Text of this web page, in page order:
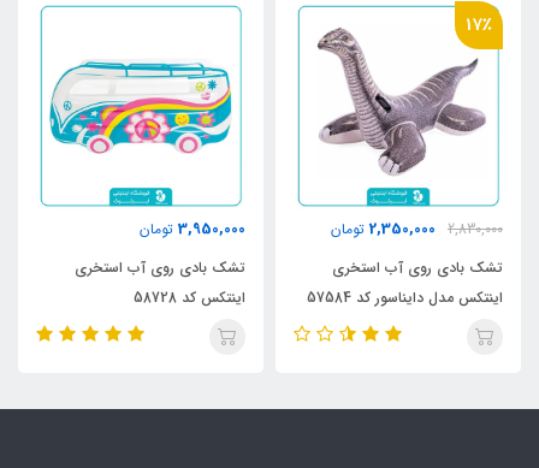
17٪
2,830,000
2,350,000 تومان
تشک بادی روی آب استخری
اینتکس مدل دایناسور کد 57584
3,950,000 تومان
تشک بادی روی آب استخری
اینتکس کد 58728